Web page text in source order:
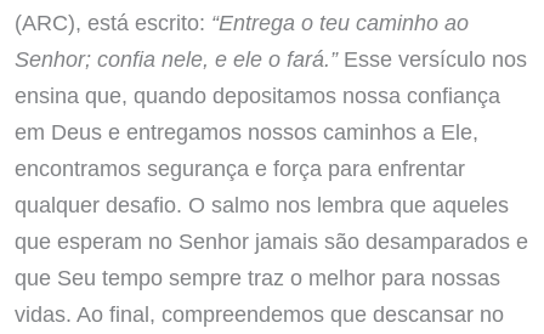
(ARC), está escrito: “Entrega o teu caminho ao
Senhor; confia nele, e ele o fará.”Esse versículo nos
ensina que, quando depositamos nossa confiança
em Deus e entregamos nossos caminhos a Ele,
encontramos segurança e força para enfrentar
qualquer desafio. O salmo nos lembra que aqueles
que esperam no Senhor jamais são desamparados e
que Seu tempo sempre traz o melhor para nossas
vidas. Ao final, compreendemos que descansar no